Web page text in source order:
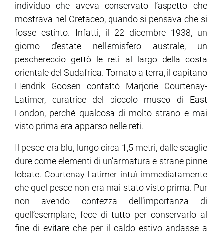
individuo che aveva conservato l’aspetto che
mostrava nel Cretaceo, quando si pensava che si
fosse estinto. Infatti, il 22 dicembre 1938, un
giorno d’estate nell'emisfero australe, un
peschereccio gettò le reti al largo della costa
orientale del Sudafrica. Tornato a terra, il capitano
Hendrik Goosen contattò Marjorie Courtenay-
Latimer, curatrice del piccolo museo di East
London, perché qualcosa di molto strano e mai
visto prima era apparso nelle reti.
Il pesce era blu, lungo circa 1,5 metri, dalle scaglie
dure come elementi di un’armatura e strane pinne
lobate. Courtenay-Latimer intuì immediatamente
che quel pesce non era mai stato visto prima. Pur
non avendo contezza dell’importanza di
quell’esemplare, fece di tutto per conservarlo al
fine di evitare che per il caldo estivo andasse a